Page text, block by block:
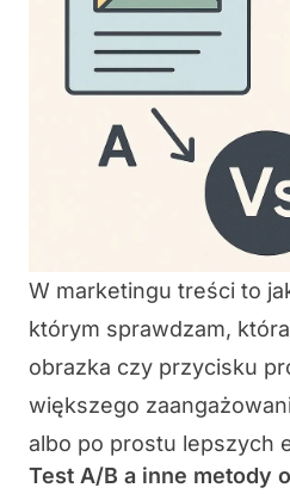
W marketingu treści to
którym sprawdzam,
obrazka czy przycisku
większego
albo po prostu lepszych
Test A/B a inne metody